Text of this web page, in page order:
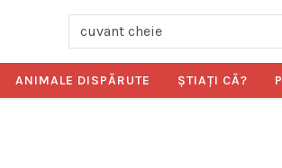
ANIMALE DISPĂRUTE ŞTIAŢI CĂ?